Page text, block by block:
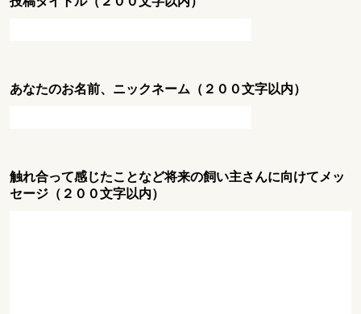
あなたのお名前、ニックネーム（２００文字以内）
触れ合って感じたことなど将来の飼い主さんに向けてメッ
セージ（２００文字以内）